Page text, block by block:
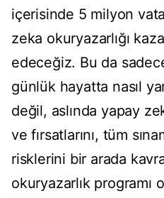
içerisinde 5 milyon
zeka okuryazarlığı
edeceğiz. Bu da
günlük hayatta nasıl
değil, aslında yapay
ve fırsatlarını, tüm
risklerini bir arada
okuryazarlık programı